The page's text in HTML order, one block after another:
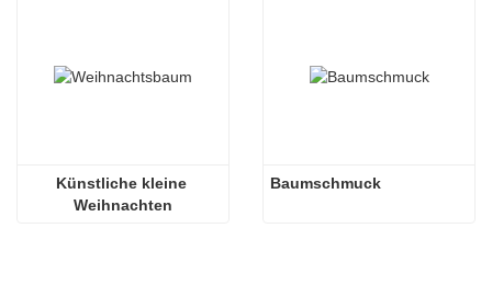
Künstliche kleine
Weihnachten
Baumschmuck